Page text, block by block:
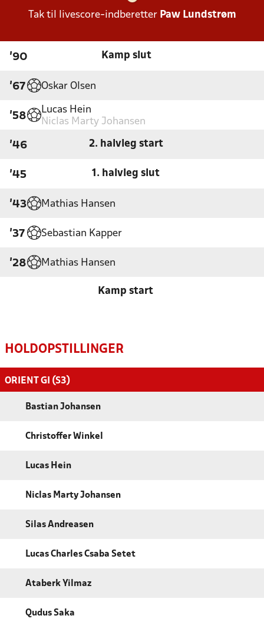
Tak til livescore-indberetter Paw Lundstrøm
'90 Kamp slut
'67 Oskar Olsen
'58
Lucas Hein
Niclas Marty Johansen
'46 2. halvleg start
'45 1. halvleg slut
'43 Mathias Hansen
'37 Sebastian Kapper
'28 Mathias Hansen
Kamp start
HOLDOPSTILLINGER
ORIENT GI (S3)
Bastian Johansen
Christoffer Winkel
Lucas Hein
Niclas Marty Johansen
Silas Andreasen
Lucas Charles Csaba Setet
Ataberk Yilmaz
Qudus Saka